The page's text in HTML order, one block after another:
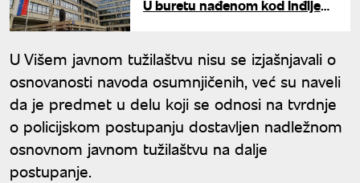
U buretu nađenom kod Inđije
U Višem javnom tužilaštvu nisu se izjašnjavali o
osnovanosti navoda osumnjičenih, već su naveli
da je predmet u delu koji se odnosi na tvrdnje
o policijskom postupanju dostavljen nadležnom
osnovnom javnom tužilaštvu na dalje
postupanje.